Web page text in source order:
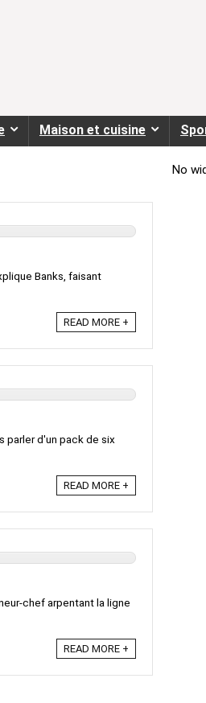
Maison et cuisine
Banks, faisant
READ MORE +
parler d'un pack de six
READ MORE +
chef arpentant la ligne
READ MORE +
No